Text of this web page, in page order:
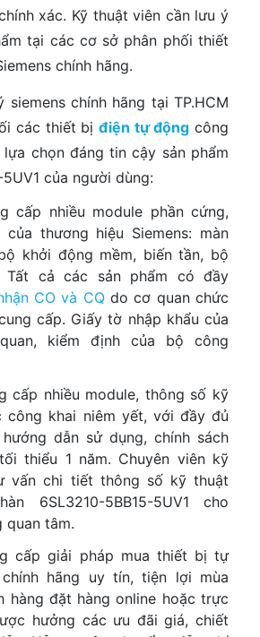
xác. Kỹ thuật viên cần lưu ý
tại các cơ sở phân phối thiết
chính hãng.
siemens chính hãng tại TP.HCM
các thiết bị điện tự động công
chọn đáng tin cậy sản phẩm
của người dùng:
cấp nhiều module phần cứng,
của thương hiệu Siemens: màn
khởi động mềm, biến tần, bộ
Tất cả các sản phẩm có đầy
CO và CQdo cơ quan chức
cấp. Giấy tờ nhập khẩu của
kiểm định của bộ công
cấp nhiều module, thông số kỹ
công khai niêm yết, với đầy đủ
dẫn sử dụng, chính sách
thiểu 1 năm. Chuyên viên kỹ
vấn chi tiết thông số kỹ thuật
6SL3210-5BB15-5UV1 cho
quan tâm.
cấp giải pháp mua thiết bị tự
hãng uy tín, tiện lợi mùa
hàng đặt hàng online hoặc trực
hưởng các ưu đãi giá, chiết